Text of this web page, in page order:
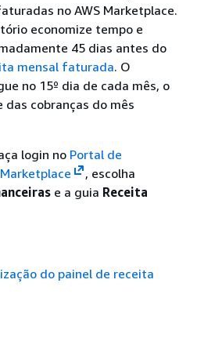
no AWS Marketplace.
economize tempo e
45 dias antes do
mensal faturada. O
no 15º dia de cada mês, o
cobranças do mês
login no Portal de
, escolha
e a guia Receita
do painel de receita